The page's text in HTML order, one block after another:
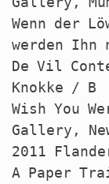
Wenn der
werden Ihn
De Vil
Knokke / B
Wish You
Gallery,
2011
A Paper